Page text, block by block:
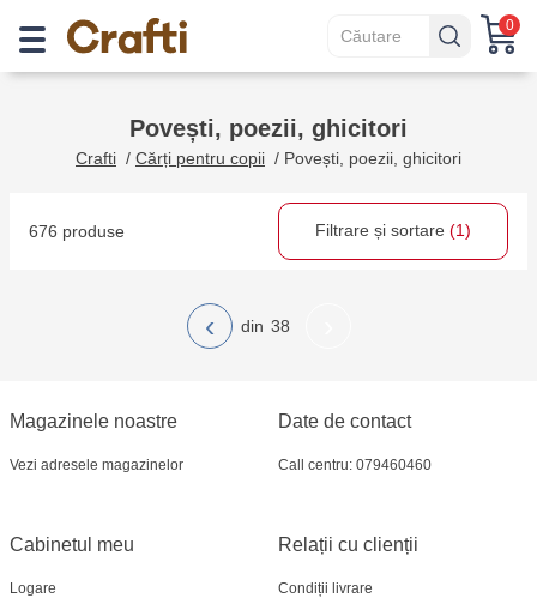
0
Povești, poezii, ghicitori
Crafti / Cărți pentru copii / Povești, poezii, ghicitori
676 produse Filtrare și sortare (1)
‹ 38
Magazinele noastre
Vezi adresele magazinelor
Relații cu clienții
Condiții livrare
Cabinetul meu
Logare
Date de contact
Call centru: 079460460